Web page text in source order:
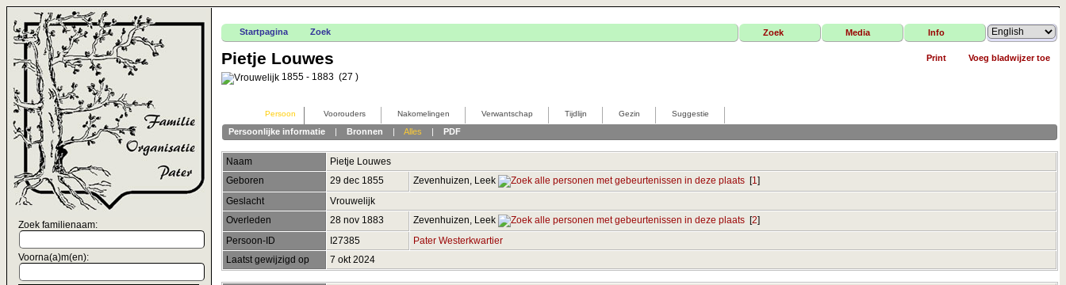
Zoek familienaam:
Voorna(a)m(en):
Startpagina Zoek Zoek Media Info
Print Voeg bladwijzer toe
Pietje Louwes
1855 - 1883 (27 )
Persoon Voorouders Nakomelingen Verwantschap Tijdlijn Gezin Suggestie
Persoonlijke informatie| Bronnen Alles PDF
Naam Pietje Louwes
Geboren
29 dec 1855 Zevenhuizen, Leek [1 ]
Geslacht
Vrouwelijk
Overleden
28 nov 1883 Zevenhuizen, Leek [2]
Persoon-ID
I27385
Pater Westerkwartier
Laatst gewijzigd op
7 okt 2024